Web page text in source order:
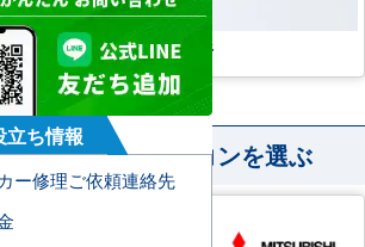
天吊自在形
から業務用エアコンを選ぶ
立ち情報
ー修理ご依頼連絡先